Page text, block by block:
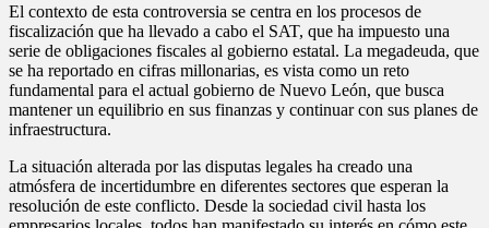
El contexto de esta controversia se centra en los procesos de
fiscalización que ha llevado a cabo el SAT, que ha impuesto una
serie de obligaciones fiscales al gobierno estatal. La megadeuda, que
se ha reportado en cifras millonarias, es vista como un reto
fundamental para el actual gobierno de Nuevo León, que busca
mantener un equilibrio en sus finanzas y continuar con sus planes de
infraestructura.
La situación alterada por las disputas legales ha creado una
atmósfera de incertidumbre en diferentes sectores que esperan la
resolución de este conflicto. Desde la sociedad civil hasta los